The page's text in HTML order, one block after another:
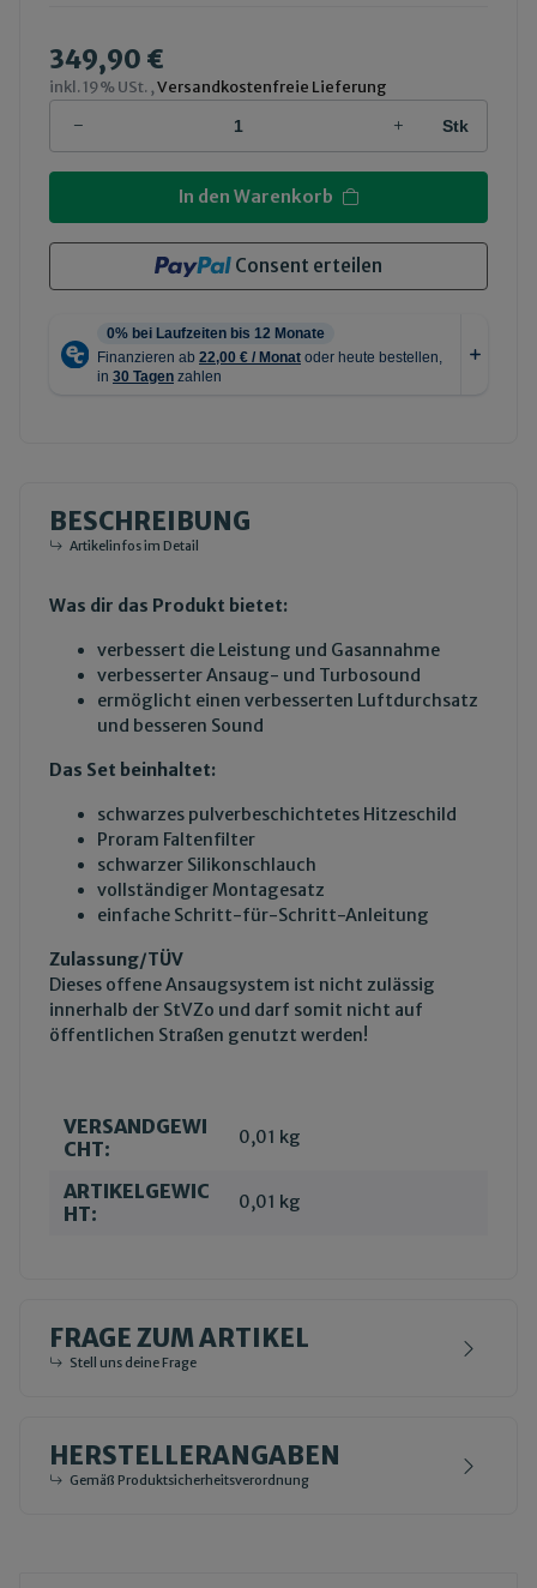
349,90 €
inkl. 19% USt. ,Versandkostenfreie Lieferung
Stk
In den Warenkorb
Consent erteilen
BESCHREIBUNG
Artikelinfos im Detail
Was dir das Produkt bietet:
verbessert die Leistung und Gasannahme
verbesserter Ansaug- und Turbosound
ermöglicht einen verbesserten Luftdurchsatz
und besseren Sound
Das Set beinhaltet:
schwarzes pulverbeschichtetes Hitzeschild
Proram Faltenfilter
schwarzer Silikonschlauch
vollständiger Montagesatz
einfache Schritt-für-Schritt-Anleitung
Zulassung/TÜV
Dieses offene Ansaugsystem ist nicht zulässig
innerhalb der StVZo und darf somit nicht auf
öffentlichen Straßen genutzt werden!
Produkteigenschaft
Wert
VERSANDGEWI
CHT:
0,01 kg
ARTIKELGEWIC
HT:
0,01 kg
FRAGE ZUM ARTIKEL
Stell uns deine Frage
HERSTELLERANGABEN
Gemäß Produktsicherheitsverordnung